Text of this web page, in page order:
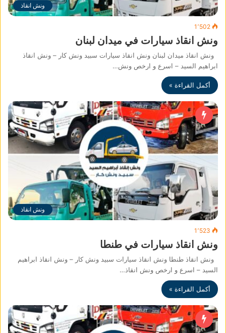
ونش انقاذ
1٬502
ونش انقاذ سيارات في ميدان لبنان
ونش انقاذ ميدان لبنان ونش انقاذ سيارات سبيد ونش كار – ونش انقاذ
ابراهيم السيد – اسرع و ارخص ونش…
أكمل القراءة »
ونش انقاذ
1٬523
ونش انقاذ سيارات في طنطا
ونش انقاذ طنطا ونش انقاذ سيارات سبيد ونش كار – ونش انقاذ ابراهيم
السيد – اسرع و ارخص ونش انقاذ…
أكمل القراءة »